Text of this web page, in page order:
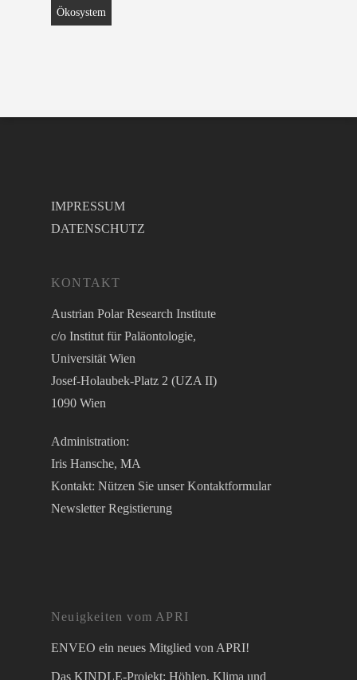
Ökosystem
IMPRESSUM
DATENSCHUTZ
KONTAKT
Austrian Polar Research Institute
c/o Institut für Paläontologie,
Universität Wien
Josef-Holaubek-Platz 2 (UZA II)
1090 Wien
Administration:
Iris Hansche, MA
Kontakt: Nützen Sie unserKontaktformular
Newsletter Registierung
Neuigkeiten vom APRI
ENVEO ein neues Mitglied von APRI!
Das KINDLE-Projekt: Höhlen, Klima und